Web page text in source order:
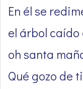
En él se
el árbol caído
oh santa
Qué gozo de